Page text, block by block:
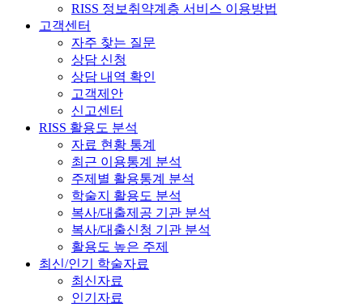
RISS 정보취약계층 서비스 이용방법
고객센터
자주 찾는 질문
상담 신청
상담 내역 확인
고객제안
신고센터
RISS 활용도 분석
자료 현황 통계
최근 이용통계 분석
주제별 활용통계 분석
학술지 활용도 분석
복사/대출제공 기관 분석
복사/대출신청 기관 분석
활용도 높은 주제
최신/인기 학술자료
최신자료
인기자료